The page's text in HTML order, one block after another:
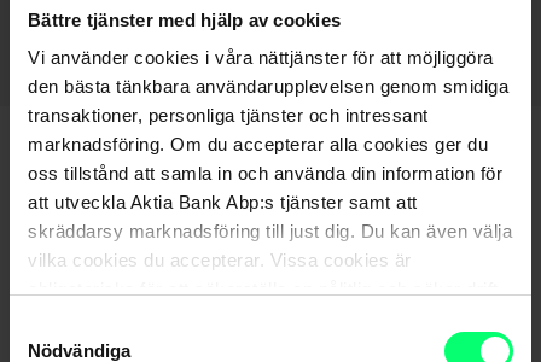
Bättre tjänster med hjälp av cookies
Vi använder cookies i våra nättjänster för att möjliggöra
den bästa tänkbara användarupplevelsen genom smidiga
transaktioner, personliga tjänster och intressant
marknadsföring. Om du accepterar alla cookies ger du
oss tillstånd att samla in och använda din information för
att utveckla Aktia Bank Abp:s tjänster samt att
skräddarsy marknadsföring till just dig. Du kan även välja
vilka cookies du accepterar. Vissa cookies är
Nödvändiga
Gå tillbaka till sidan – Spara och placera